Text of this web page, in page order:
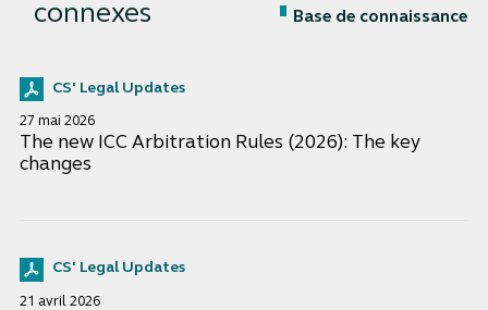
connexes
Base de connaissance
CS' Legal Updates
27 mai 2026
The new ICC Arbitration Rules (2026): The key
changes
CS' Legal Updates
21 avril 2026